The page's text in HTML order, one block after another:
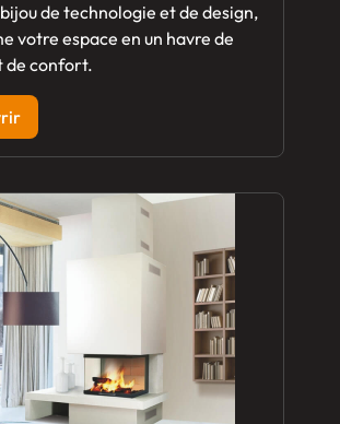
de technologie et de design,
votre espace en un havre de
de confort.